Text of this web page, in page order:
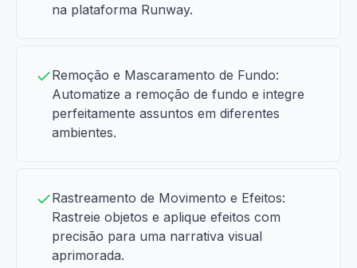
na plataforma Runway.
Remoção e Mascaramento de Fundo:
Automatize a remoção de fundo e integre
perfeitamente assuntos em diferentes
ambientes.
Rastreamento de Movimento e Efeitos:
Rastreie objetos e aplique efeitos com
precisão para uma narrativa visual
aprimorada.